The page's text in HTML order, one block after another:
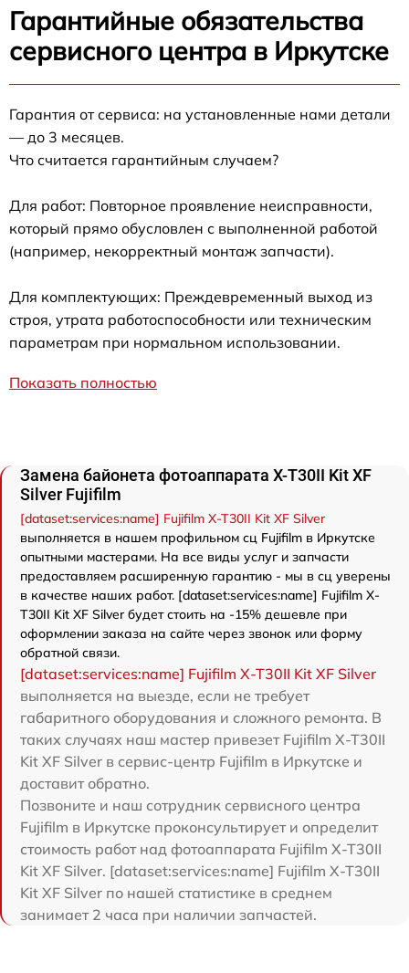
Гарантийные обязательства
сервисного центра в Иркутске
Гарантия от сервиса: на установленные нами детали
— до 3 месяцев.
Что считается гарантийным случаем?
Для работ: Повторное проявление неисправности,
который прямо обусловлен с выполненной работой
(например, некорректный монтаж запчасти).
Для комплектующих: Преждевременный выход из
строя, утрата работоспособности или техническим
параметрам при нормальном использовании.
Показать полностью
Замена байонета фотоаппарата X-T30II Kit XF
Silver Fujifilm
[dataset:services:name] Fujifilm X-T30II Kit XF Silver
выполняется в нашем профильном сц Fujifilm в Иркутске
опытными мастерами. На все виды услуг и запчасти
предоставляем расширенную гарантию - мы в сц уверены
в качестве наших работ. [dataset:services:name] Fujifilm X-
T30II Kit XF Silver будет стоить на -15% дешевле при
оформлении заказа на сайте через звонок или форму
обратной связи.
[dataset:services:name] Fujifilm X-T30II Kit XF Silver
выполняется на выезде, если не требует
габаритного оборудования и сложного ремонта. В
таких случаях наш мастер привезет Fujifilm X-T30II
Kit XF Silver в сервис-центр Fujifilm в Иркутске и
доставит обратно.
Позвоните и наш сотрудник сервисного центра
Fujifilm в Иркутске проконсультирует и определит
стоимость работ над фотоаппарата Fujifilm X-T30II
Kit XF Silver. [dataset:services:name] Fujifilm X-T30II
Kit XF Silver по нашей статистике в среднем
занимает 2 часа при наличии запчастей.